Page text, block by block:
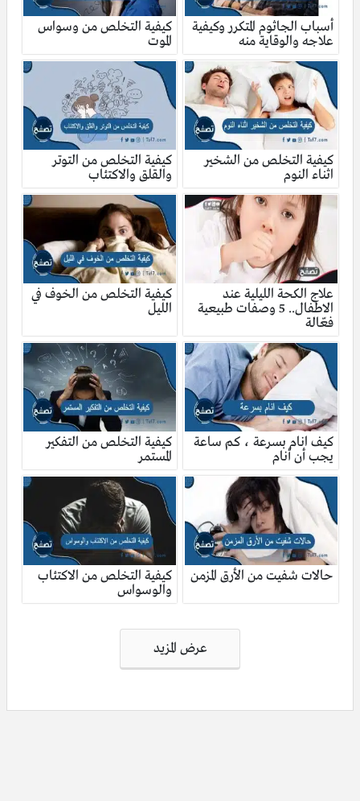
أسباب الجاثوم المتكرر وكيفية
علاجه والوقاية منه
كيفية التخلص من وسواس
الموت
كيفية التخلص من الشخير
اثناء النوم
كيفية التخلص من التوتر
والقلق والاكتئاب
علاج الكحة الليلية عند
الاطفال.. 5 وصفات طبيعية
فعّالة
كيفية التخلص من الخوف في
الليل
كيف انام بسرعة ، كم ساعة
يجب أن أنام
كيفية التخلص من التفكير
المستمر
حالات شفيت من الأرق المزمن
كيفية التخلص من الاكتئاب
والوسواس
عرض المزيد